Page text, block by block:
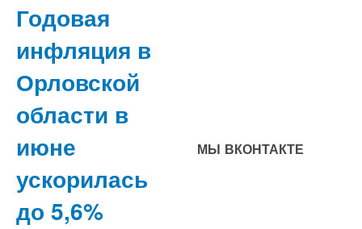
Годовая
инфляция в
Орловской
области в
июне
ускорилась
до 5,6%
МЫ ВКОНТАКТЕ